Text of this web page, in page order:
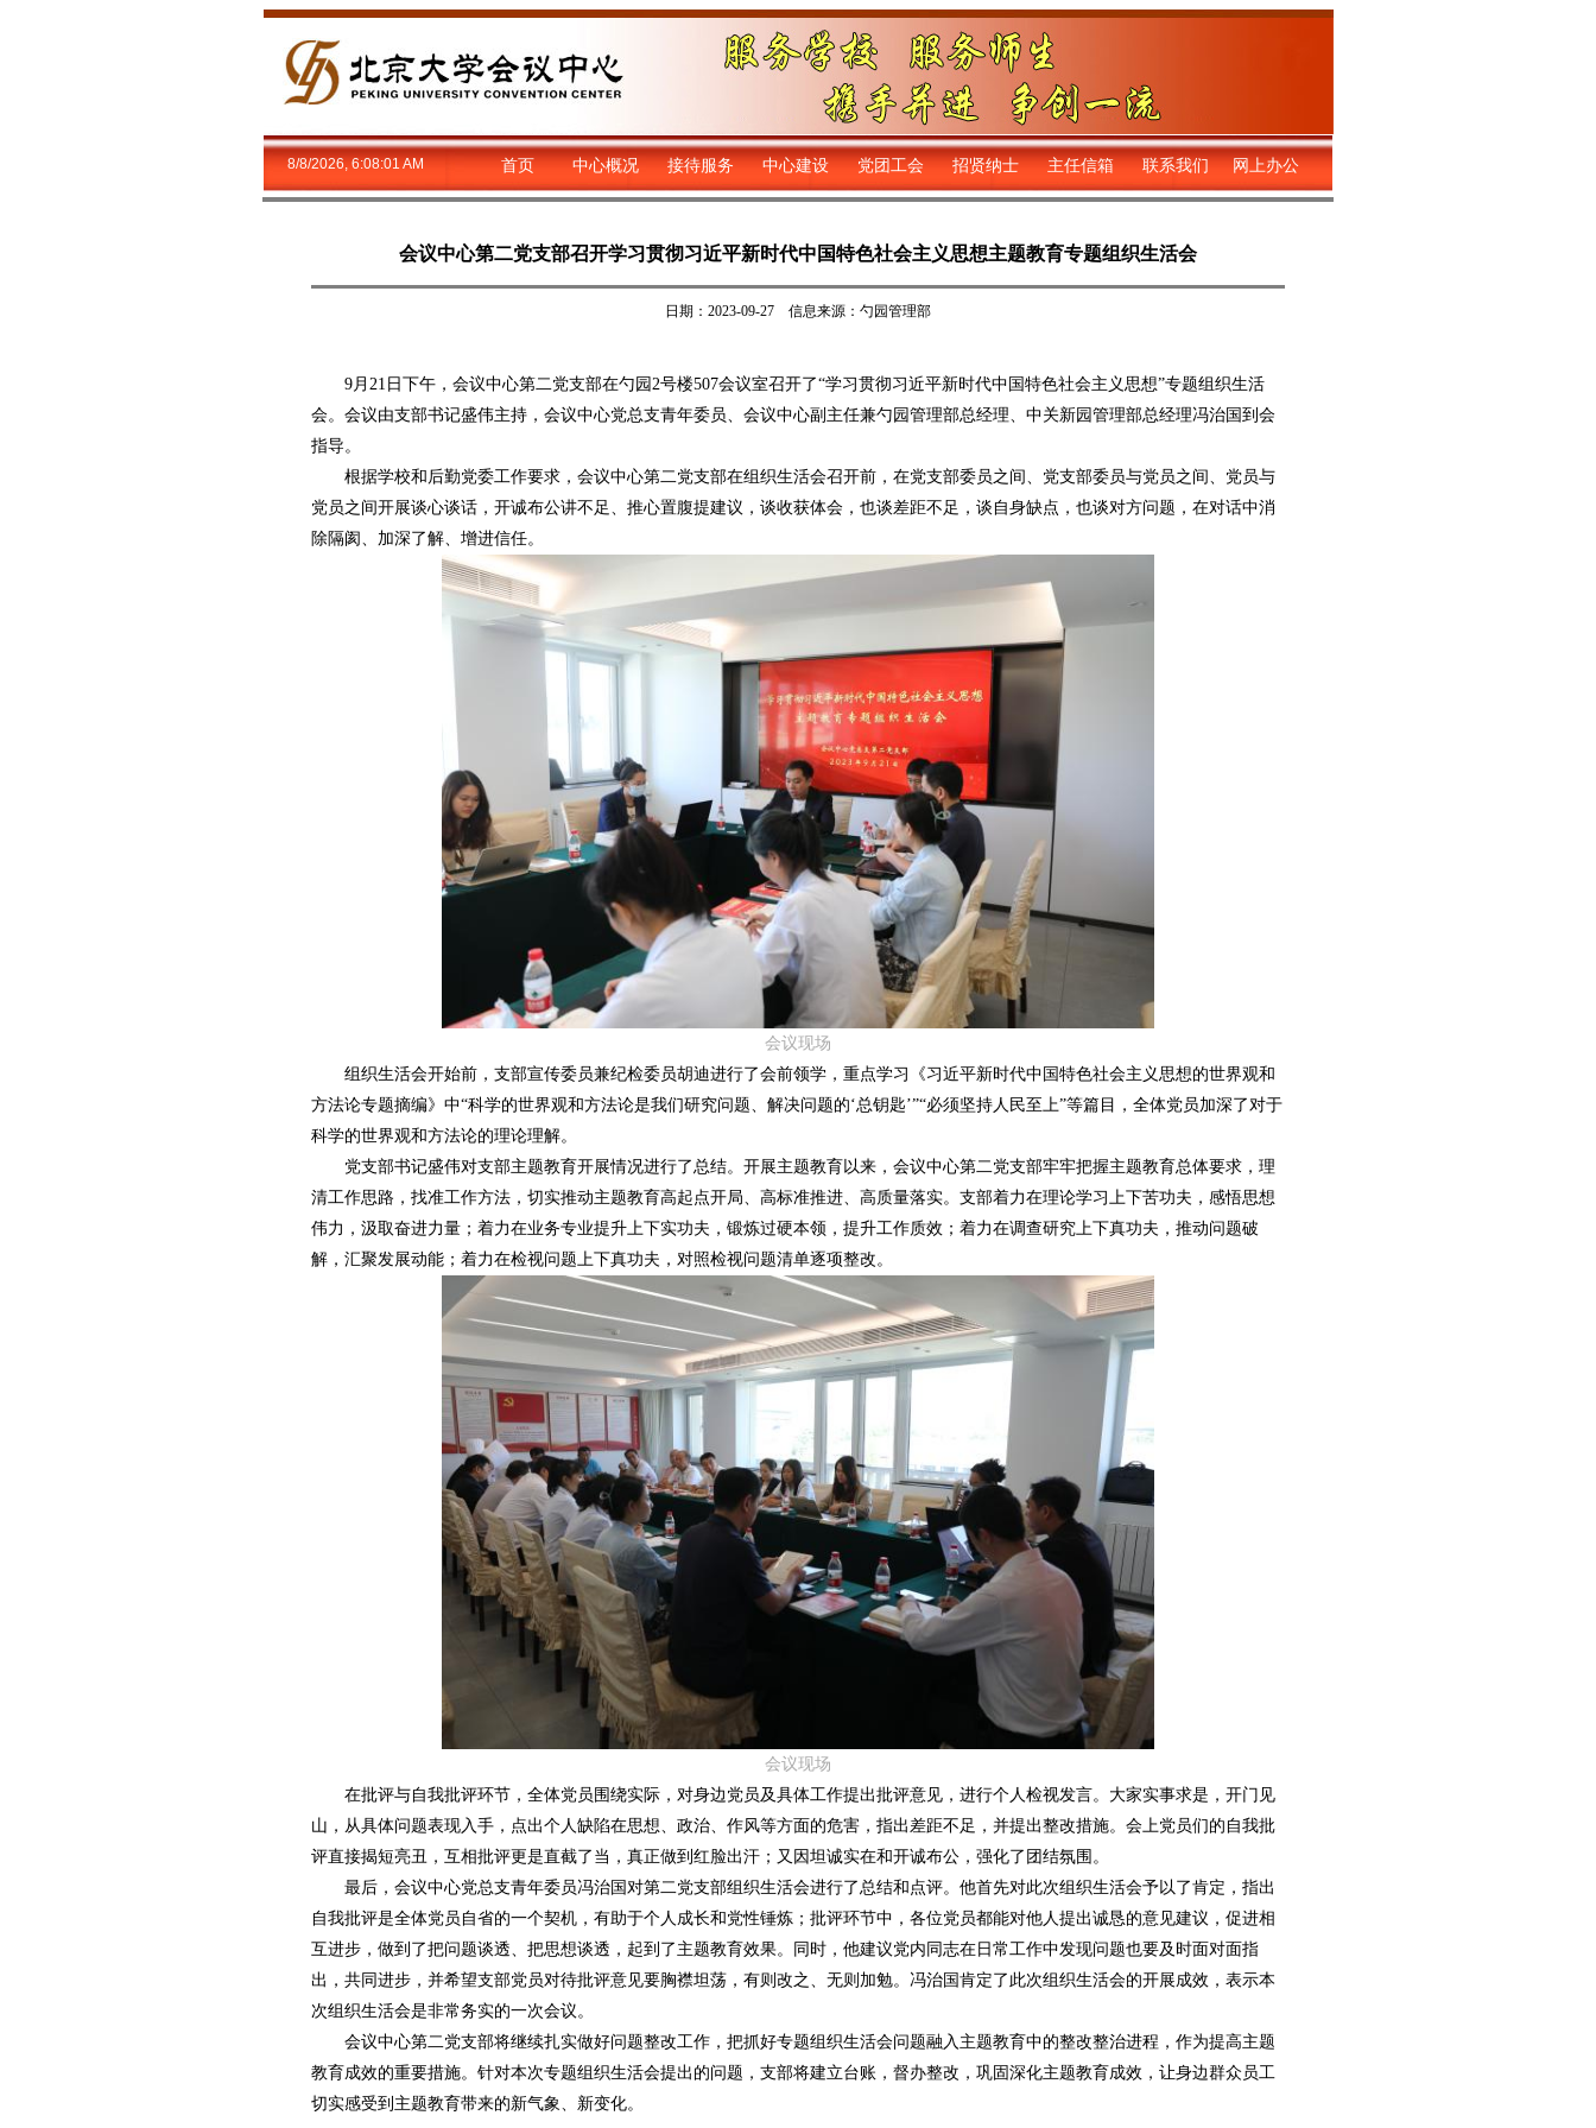
8/8/2026, 6:08:01 AM 首页 中心概况 接待服务 中心建设 党团工会 招贤纳士 主任信箱 联系我们 网上办公
会议中心第二党支部召开学习贯彻习近平新时代中国特色社会主义思想主题教育专题组织生活会
日期：2023-09-27 信息来源：勺园管理部
9月21日下午，会议中心第二党支部在勺园2号楼507会议室召开了“学习贯彻习近平新时代中国特色社会主义思想”专题组织生活
会。会议由支部书记盛伟主持，会议中心党总支青年委员、会议中心副主任兼勺园管理部总经理、中关新园管理部总经理冯治国到会
指导。
根据学校和后勤党委工作要求，会议中心第二党支部在组织生活会召开前，在党支部委员之间、党支部委员与党员之间、党员与
党员之间开展谈心谈话，开诚布公讲不足、推心置腹提建议，谈收获体会，也谈差距不足，谈自身缺点，也谈对方问题，在对话中消
除隔阂、加深了解、增进信任。
会议现场
组织生活会开始前，支部宣传委员兼纪检委员胡迪进行了会前领学，重点学习《习近平新时代中国特色社会主义思想的世界观和
方法论专题摘编》中“科学的世界观和方法论是我们研究问题、解决问题的‘总钥匙’”“必须坚持人民至上”等篇目，全体党员加深了对于
科学的世界观和方法论的理论理解。
党支部书记盛伟对支部主题教育开展情况进行了总结。开展主题教育以来，会议中心第二党支部牢牢把握主题教育总体要求，理
清工作思路，找准工作方法，切实推动主题教育高起点开局、高标准推进、高质量落实。支部着力在理论学习上下苦功夫，感悟思想
伟力，汲取奋进力量；着力在业务专业提升上下实功夫，锻炼过硬本领，提升工作质效；着力在调查研究上下真功夫，推动问题破
解，汇聚发展动能；着力在检视问题上下真功夫，对照检视问题清单逐项整改。
会议现场
在批评与自我批评环节，全体党员围绕实际，对身边党员及具体工作提出批评意见，进行个人检视发言。大家实事求是，开门见
山，从具体问题表现入手，点出个人缺陷在思想、政治、作风等方面的危害，指出差距不足，并提出整改措施。会上党员们的自我批
评直接揭短亮丑，互相批评更是直截了当，真正做到红脸出汗；又因坦诚实在和开诚布公，强化了团结氛围。
最后，会议中心党总支青年委员冯治国对第二党支部组织生活会进行了总结和点评。他首先对此次组织生活会予以了肯定，指出
自我批评是全体党员自省的一个契机，有助于个人成长和党性锤炼；批评环节中，各位党员都能对他人提出诚恳的意见建议，促进相
互进步，做到了把问题谈透、把思想谈透，起到了主题教育效果。同时，他建议党内同志在日常工作中发现问题也要及时面对面指
出，共同进步，并希望支部党员对待批评意见要胸襟坦荡，有则改之、无则加勉。冯治国肯定了此次组织生活会的开展成效，表示本
次组织生活会是非常务实的一次会议。
会议中心第二党支部将继续扎实做好问题整改工作，把抓好专题组织生活会问题融入主题教育中的整改整治进程，作为提高主题
教育成效的重要措施。针对本次专题组织生活会提出的问题，支部将建立台账，督办整改，巩固深化主题教育成效，让身边群众员工
切实感受到主题教育带来的新气象、新变化。